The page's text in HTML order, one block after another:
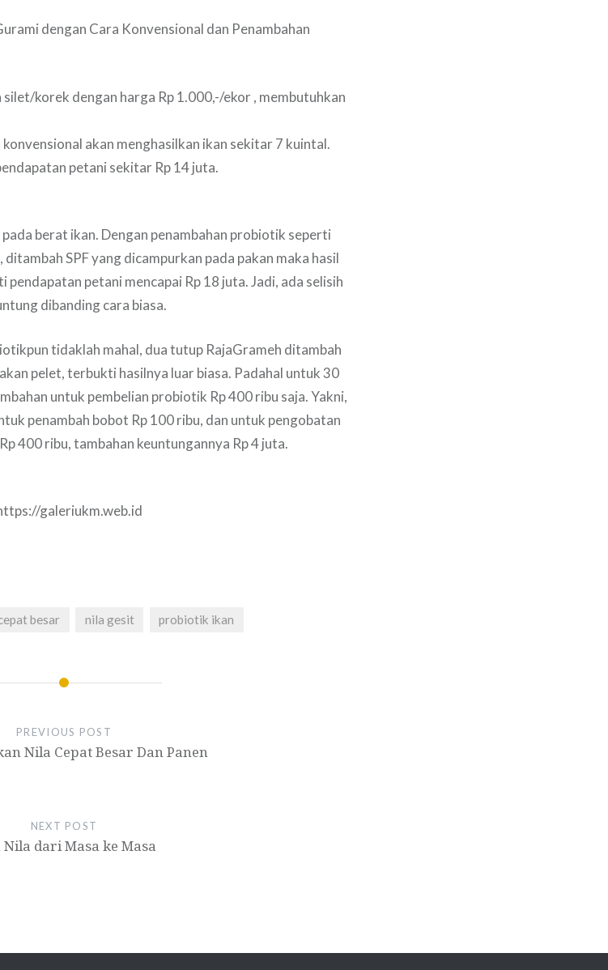
dengan Cara Konvensional dan Penambahan
korek dengan harga Rp 1.000,-/ekor , membutuhkan
akan menghasilkan ikan sekitar 7 kuintal.
petani sekitar Rp 14 juta.
berat ikan. Dengan penambahan probiotik seperti
SPF yang dicampurkan pada pakan maka hasil
pendapatan petani mencapai Rp 18 juta. Jadi, ada selisih
dibanding cara biasa.
tidaklah mahal, dua tutup RajaGrameh ditambah
pelet, terbukti hasilnya luar biasa. Padahal untuk 30
untuk pembelian probiotik Rp 400 ribu saja. Yakni,
penambah bobot Rp 100 ribu, dan untuk pengobatan
400 ribu, tambahan keuntungannya Rp 4 juta.
galeriukm.web.id
besar nila gesit probiotik ikan
PREVIOUS POST
Nila Cepat Besar Dan Panen
NEXT POST
dari Masa ke Masa